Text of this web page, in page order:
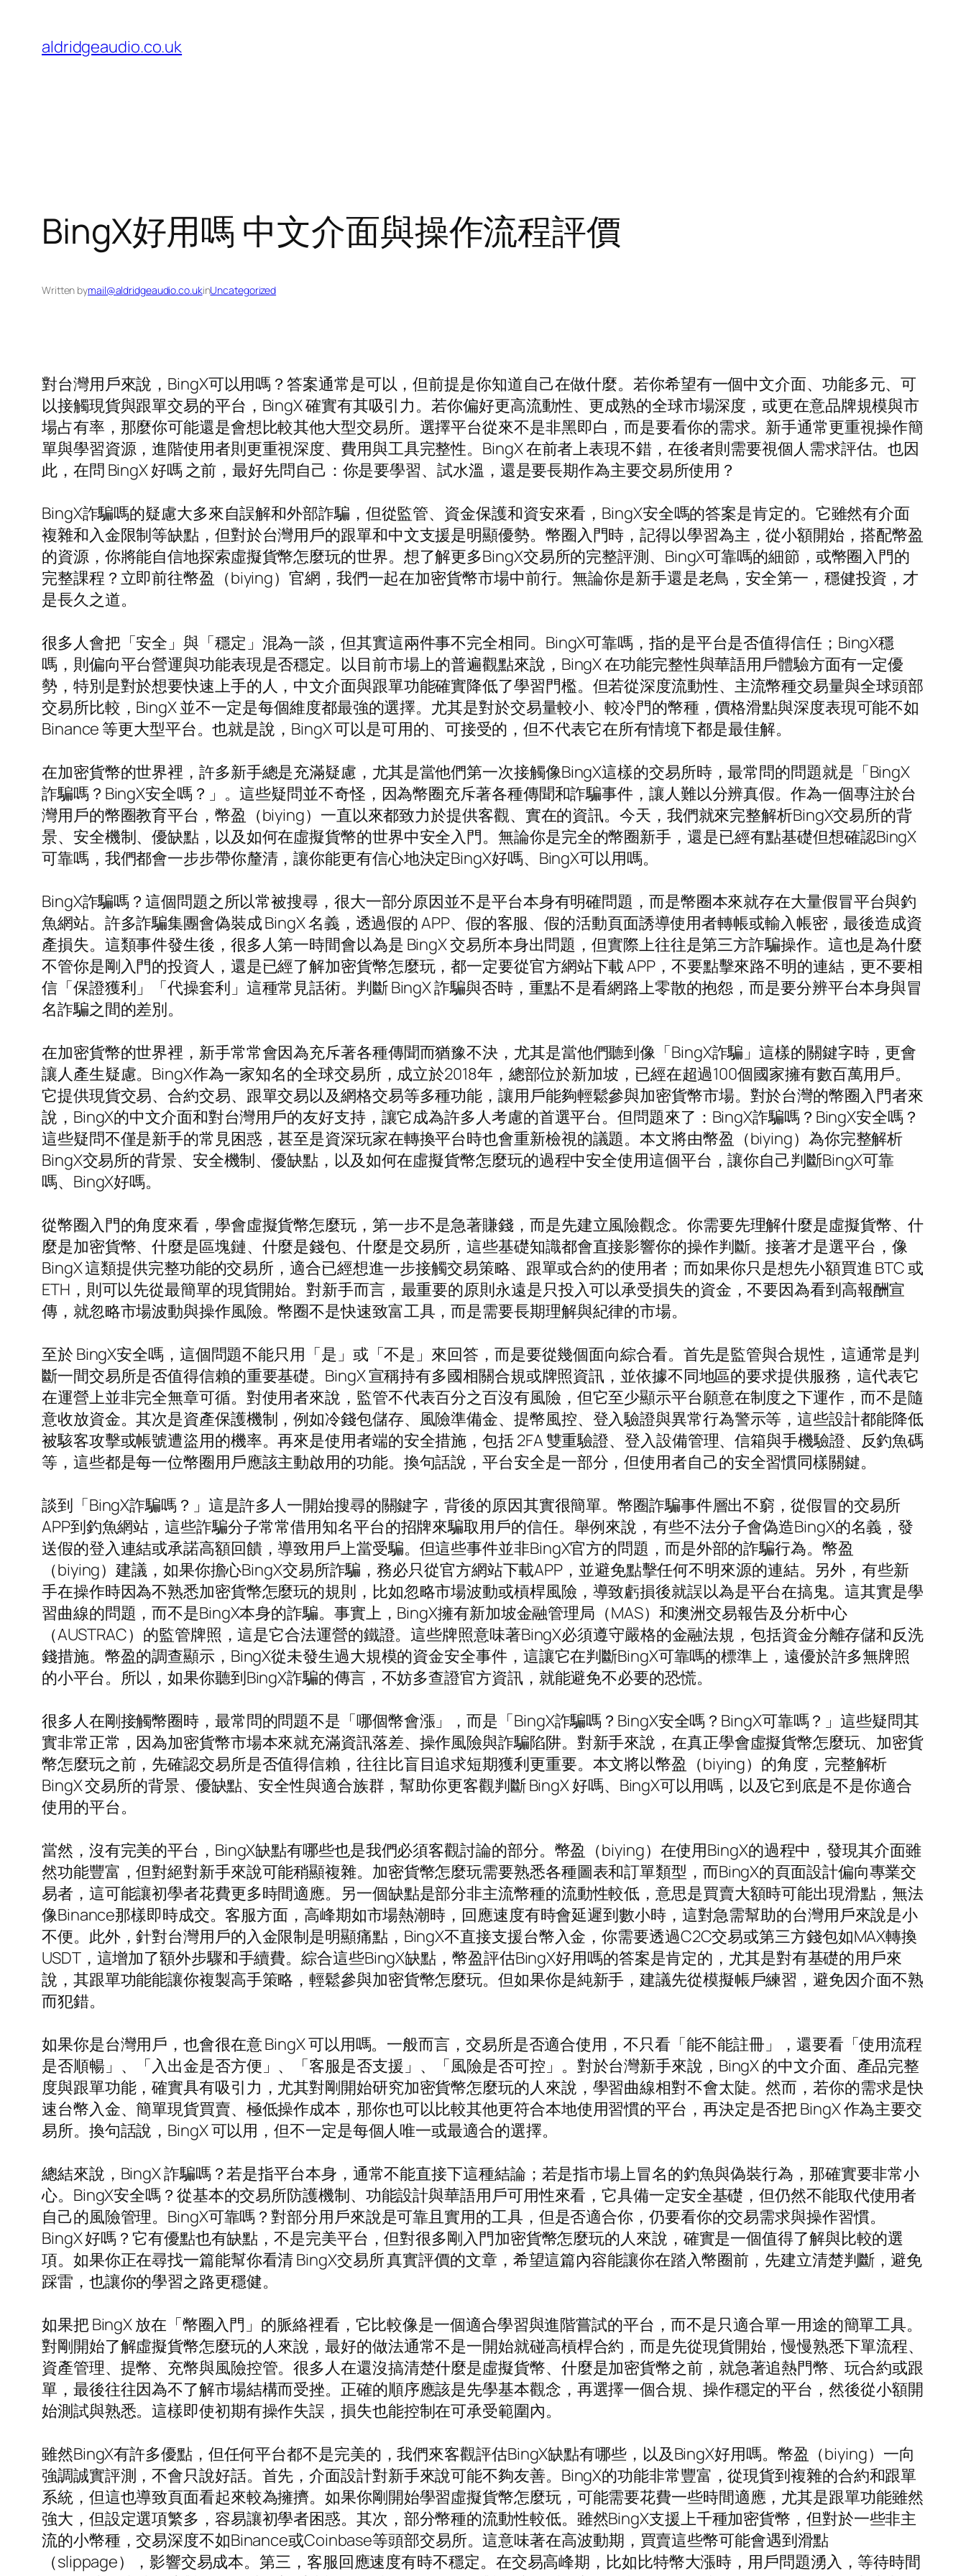
content
aldridgeaudio.co.uk
BingX好用嗎 中文介面與操作流程評價
Written bymail@aldridgeaudio.co.ukinUncategorized
對台灣用戶來說，BingX可以用嗎？答案通常是可以，但前提是你知道自己在做什麼。若你希望有一個中文介面、功能多元、可
以接觸現貨與跟單交易的平台，BingX 確實有其吸引力。若你偏好更高流動性、更成熟的全球市場深度，或更在意品牌規模與市
場占有率，那麼你可能還是會想比較其他大型交易所。選擇平台從來不是非黑即白，而是要看你的需求。新手通常更重視操作簡
單與學習資源，進階使用者則更重視深度、費用與工具完整性。BingX 在前者上表現不錯，在後者則需要視個人需求評估。也因
此，在問 BingX 好嗎 之前，最好先問自己：你是要學習、試水溫，還是要長期作為主要交易所使用？
BingX詐騙嗎的疑慮大多來自誤解和外部詐騙，但從監管、資金保護和資安來看，BingX安全嗎的答案是肯定的。它雖然有介面
複雜和入金限制等缺點，但對於台灣用戶的跟單和中文支援是明顯優勢。幣圈入門時，記得以學習為主，從小額開始，搭配幣盈
的資源，你將能自信地探索虛擬貨幣怎麼玩的世界。想了解更多BingX交易所的完整評測、BingX可靠嗎的細節，或幣圈入門的
完整課程？立即前往幣盈（biying）官網，我們一起在加密貨幣市場中前行。無論你是新手還是老鳥，安全第一，穩健投資，才
是長久之道。
很多人會把「安全」與「穩定」混為一談，但其實這兩件事不完全相同。BingX可靠嗎，指的是平台是否值得信任；BingX穩
嗎，則偏向平台營運與功能表現是否穩定。以目前市場上的普遍觀點來說，BingX 在功能完整性與華語用戶體驗方面有一定優
勢，特別是對於想要快速上手的人，中文介面與跟單功能確實降低了學習門檻。但若從深度流動性、主流幣種交易量與全球頭部
交易所比較，BingX 並不一定是每個維度都最強的選擇。尤其是對於交易量較小、較冷門的幣種，價格滑點與深度表現可能不如
Binance 等更大型平台。也就是說，BingX 可以是可用的、可接受的，但不代表它在所有情境下都是最佳解。
在加密貨幣的世界裡，許多新手總是充滿疑慮，尤其是當他們第一次接觸像BingX這樣的交易所時，最常問的問題就是「BingX
詐騙嗎？BingX安全嗎？」。這些疑問並不奇怪，因為幣圈充斥著各種傳聞和詐騙事件，讓人難以分辨真假。作為一個專注於台
灣用戶的幣圈教育平台，幣盈（biying）一直以來都致力於提供客觀、實在的資訊。今天，我們就來完整解析BingX交易所的背
景、安全機制、優缺點，以及如何在虛擬貨幣的世界中安全入門。無論你是完全的幣圈新手，還是已經有點基礎但想確認BingX
可靠嗎，我們都會一步步帶你釐清，讓你能更有信心地決定BingX好嗎、BingX可以用嗎。
BingX詐騙嗎？這個問題之所以常被搜尋，很大一部分原因並不是平台本身有明確問題，而是幣圈本來就存在大量假冒平台與釣
魚網站。許多詐騙集團會偽裝成 BingX 名義，透過假的 APP、假的客服、假的活動頁面誘導使用者轉帳或輸入帳密，最後造成資
產損失。這類事件發生後，很多人第一時間會以為是 BingX 交易所本身出問題，但實際上往往是第三方詐騙操作。這也是為什麼
不管你是剛入門的投資人，還是已經了解加密貨幣怎麼玩，都一定要從官方網站下載 APP，不要點擊來路不明的連結，更不要相
信「保證獲利」「代操套利」這種常見話術。判斷 BingX 詐騙與否時，重點不是看網路上零散的抱怨，而是要分辨平台本身與冒
名詐騙之間的差別。
在加密貨幣的世界裡，新手常常會因為充斥著各種傳聞而猶豫不決，尤其是當他們聽到像「BingX詐騙」這樣的關鍵字時，更會
讓人產生疑慮。BingX作為一家知名的全球交易所，成立於2018年，總部位於新加坡，已經在超過100個國家擁有數百萬用戶。
它提供現貨交易、合約交易、跟單交易以及網格交易等多種功能，讓用戶能夠輕鬆參與加密貨幣市場。對於台灣的幣圈入門者來
說，BingX的中文介面和對台灣用戶的友好支持，讓它成為許多人考慮的首選平台。但問題來了：BingX詐騙嗎？BingX安全嗎？
這些疑問不僅是新手的常見困惑，甚至是資深玩家在轉換平台時也會重新檢視的議題。本文將由幣盈（biying）為你完整解析
BingX交易所的背景、安全機制、優缺點，以及如何在虛擬貨幣怎麼玩的過程中安全使用這個平台，讓你自己判斷BingX可靠
嗎、BingX好嗎。
從幣圈入門的角度來看，學會虛擬貨幣怎麼玩，第一步不是急著賺錢，而是先建立風險觀念。你需要先理解什麼是虛擬貨幣、什
麼是加密貨幣、什麼是區塊鏈、什麼是錢包、什麼是交易所，這些基礎知識都會直接影響你的操作判斷。接著才是選平台，像
BingX 這類提供完整功能的交易所，適合已經想進一步接觸交易策略、跟單或合約的使用者；而如果你只是想先小額買進 BTC 或
ETH，則可以先從最簡單的現貨開始。對新手而言，最重要的原則永遠是只投入可以承受損失的資金，不要因為看到高報酬宣
傳，就忽略市場波動與操作風險。幣圈不是快速致富工具，而是需要長期理解與紀律的市場。
至於 BingX安全嗎，這個問題不能只用「是」或「不是」來回答，而是要從幾個面向綜合看。首先是監管與合規性，這通常是判
斷一間交易所是否值得信賴的重要基礎。BingX 宣稱持有多國相關合規或牌照資訊，並依據不同地區的要求提供服務，這代表它
在運營上並非完全無章可循。對使用者來說，監管不代表百分之百沒有風險，但它至少顯示平台願意在制度之下運作，而不是隨
意收放資金。其次是資產保護機制，例如冷錢包儲存、風險準備金、提幣風控、登入驗證與異常行為警示等，這些設計都能降低
被駭客攻擊或帳號遭盜用的機率。再來是使用者端的安全措施，包括 2FA 雙重驗證、登入設備管理、信箱與手機驗證、反釣魚碼
等，這些都是每一位幣圈用戶應該主動啟用的功能。換句話說，平台安全是一部分，但使用者自己的安全習慣同樣關鍵。
談到「BingX詐騙嗎？」這是許多人一開始搜尋的關鍵字，背後的原因其實很簡單。幣圈詐騙事件層出不窮，從假冒的交易所
APP到釣魚網站，這些詐騙分子常常借用知名平台的招牌來騙取用戶的信任。舉例來說，有些不法分子會偽造BingX的名義，發
送假的登入連結或承諾高額回饋，導致用戶上當受騙。但這些事件並非BingX官方的問題，而是外部的詐騙行為。幣盈
（biying）建議，如果你擔心BingX交易所詐騙，務必只從官方網站下載APP，並避免點擊任何不明來源的連結。另外，有些新
手在操作時因為不熟悉加密貨幣怎麼玩的規則，比如忽略市場波動或槓桿風險，導致虧損後就誤以為是平台在搞鬼。這其實是學
習曲線的問題，而不是BingX本身的詐騙。事實上，BingX擁有新加坡金融管理局（MAS）和澳洲交易報告及分析中心
（AUSTRAC）的監管牌照，這是它合法運營的鐵證。這些牌照意味著BingX必須遵守嚴格的金融法規，包括資金分離存儲和反洗
錢措施。幣盈的調查顯示，BingX從未發生過大規模的資金安全事件，這讓它在判斷BingX可靠嗎的標準上，遠優於許多無牌照
的小平台。所以，如果你聽到BingX詐騙的傳言，不妨多查證官方資訊，就能避免不必要的恐慌。
很多人在剛接觸幣圈時，最常問的問題不是「哪個幣會漲」，而是「BingX詐騙嗎？BingX安全嗎？BingX可靠嗎？」這些疑問其
實非常正常，因為加密貨幣市場本來就充滿資訊落差、操作風險與詐騙陷阱。對新手來說，在真正學會虛擬貨幣怎麼玩、加密貨
幣怎麼玩之前，先確認交易所是否值得信賴，往往比盲目追求短期獲利更重要。本文將以幣盈（biying）的角度，完整解析
BingX 交易所的背景、優缺點、安全性與適合族群，幫助你更客觀判斷 BingX 好嗎、BingX可以用嗎，以及它到底是不是你適合
使用的平台。
當然，沒有完美的平台，BingX缺點有哪些也是我們必須客觀討論的部分。幣盈（biying）在使用BingX的過程中，發現其介面雖
然功能豐富，但對絕對新手來說可能稍顯複雜。加密貨幣怎麼玩需要熟悉各種圖表和訂單類型，而BingX的頁面設計偏向專業交
易者，這可能讓初學者花費更多時間適應。另一個缺點是部分非主流幣種的流動性較低，意思是買賣大額時可能出現滑點，無法
像Binance那樣即時成交。客服方面，高峰期如市場熱潮時，回應速度有時會延遲到數小時，這對急需幫助的台灣用戶來說是小
不便。此外，針對台灣用戶的入金限制是明顯痛點，BingX不直接支援台幣入金，你需要透過C2C交易或第三方錢包如MAX轉換
USDT，這增加了額外步驟和手續費。綜合這些BingX缺點，幣盈評估BingX好用嗎的答案是肯定的，尤其是對有基礎的用戶來
說，其跟單功能能讓你複製高手策略，輕鬆參與加密貨幣怎麼玩。但如果你是純新手，建議先從模擬帳戶練習，避免因介面不熟
而犯錯。
如果你是台灣用戶，也會很在意 BingX 可以用嗎。一般而言，交易所是否適合使用，不只看「能不能註冊」，還要看「使用流程
是否順暢」、「入出金是否方便」、「客服是否支援」、「風險是否可控」。對於台灣新手來說，BingX 的中文介面、產品完整
度與跟單功能，確實具有吸引力，尤其對剛開始研究加密貨幣怎麼玩的人來說，學習曲線相對不會太陡。然而，若你的需求是快
速台幣入金、簡單現貨買賣、極低操作成本，那你也可以比較其他更符合本地使用習慣的平台，再決定是否把 BingX 作為主要交
易所。換句話說，BingX 可以用，但不一定是每個人唯一或最適合的選擇。
總結來說，BingX 詐騙嗎？若是指平台本身，通常不能直接下這種結論；若是指市場上冒名的釣魚與偽裝行為，那確實要非常小
心。BingX安全嗎？從基本的交易所防護機制、功能設計與華語用戶可用性來看，它具備一定安全基礎，但仍然不能取代使用者
自己的風險管理。BingX可靠嗎？對部分用戶來說是可靠且實用的工具，但是否適合你，仍要看你的交易需求與操作習慣。
BingX 好嗎？它有優點也有缺點，不是完美平台，但對很多剛入門加密貨幣怎麼玩的人來說，確實是一個值得了解與比較的選
項。如果你正在尋找一篇能幫你看清 BingX交易所 真實評價的文章，希望這篇內容能讓你在踏入幣圈前，先建立清楚判斷，避免
踩雷，也讓你的學習之路更穩健。
如果把 BingX 放在「幣圈入門」的脈絡裡看，它比較像是一個適合學習與進階嘗試的平台，而不是只適合單一用途的簡單工具。
對剛開始了解虛擬貨幣怎麼玩的人來說，最好的做法通常不是一開始就碰高槓桿合約，而是先從現貨開始，慢慢熟悉下單流程、
資產管理、提幣、充幣與風險控管。很多人在還沒搞清楚什麼是虛擬貨幣、什麼是加密貨幣之前，就急著追熱門幣、玩合約或跟
單，最後往往因為不了解市場結構而受挫。正確的順序應該是先學基本觀念，再選擇一個合規、操作穩定的平台，然後從小額開
始測試與熟悉。這樣即使初期有操作失誤，損失也能控制在可承受範圍內。
雖然BingX有許多優點，但任何平台都不是完美的，我們來客觀評估BingX缺點有哪些，以及BingX好用嗎。幣盈（biying）一向
強調誠實評測，不會只說好話。首先，介面設計對新手來說可能不夠友善。BingX的功能非常豐富，從現貨到複雜的合約和跟單
系統，但這也導致頁面看起來較為擁擠。如果你剛開始學習虛擬貨幣怎麼玩，可能需要花費一些時間適應，尤其是跟單功能雖然
強大，但設定選項繁多，容易讓初學者困惑。其次，部分幣種的流動性較低。雖然BingX支援上千種加密貨幣，但對於一些非主
流的小幣種，交易深度不如Binance或Coinbase等頭部交易所。這意味著在高波動期，買賣這些幣可能會遇到滑點
（slippage），影響交易成本。第三，客服回應速度有時不穩定。在交易高峰期，比如比特幣大漲時，用戶問題湧入，等待時間